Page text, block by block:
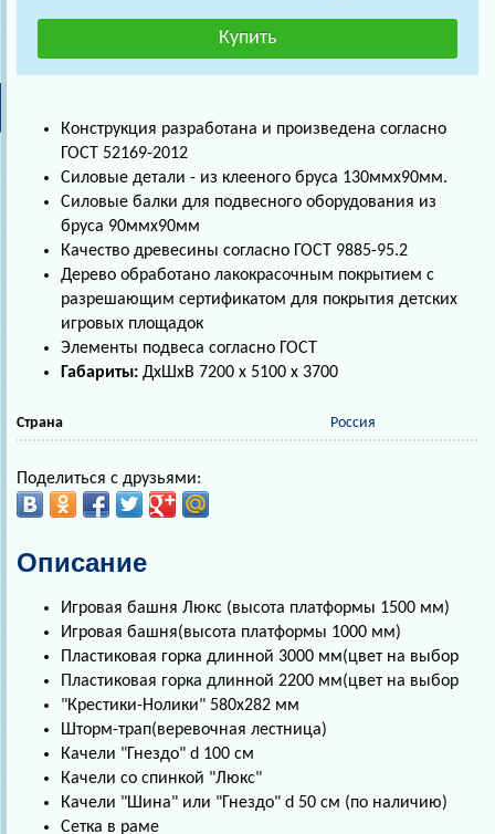
Конструкция разработана и произведена согласно
ГОСТ 52169-2012
Силовые детали - из клееного бруса 130ммх90мм.
Силовые балки для подвесного оборудования из
бруса 90ммх90мм
Качество древесины согласно ГОСТ 9885-95.2
Дерево обработано лакокрасочным покрытием с
разрешающим сертификатом для покрытия детских
игровых площадок
Элементы подвеса согласно ГОСТ
Габариты: ДхШхВ 7200 х 5100 х 3700
Страна Россия
Поделиться с друзьями:
Описание
Игровая башня Люкс (высота платформы 1500 мм)
Игровая башня(высота платформы 1000 мм)
Пластиковая горка длинной 3000 мм(цвет на выбор
Пластиковая горка длинной 2200 мм(цвет на выбор
"Крестики-Нолики" 580х282 мм
Шторм-трап(веревочная лестница)
Качели "Гнездо" d 100 см
Качели со спинкой "Люкс"
Качели "Шина" или "Гнездо" d 50 см (по наличию)
Сетка в раме